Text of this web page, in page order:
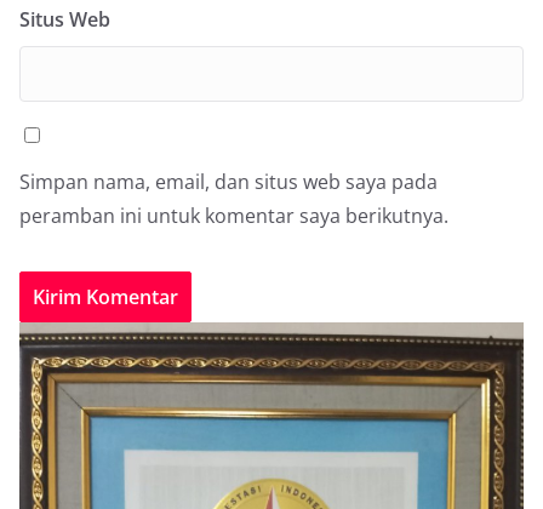
Situs Web
Simpan nama, email, dan situs web saya pada
peramban ini untuk komentar saya berikutnya.